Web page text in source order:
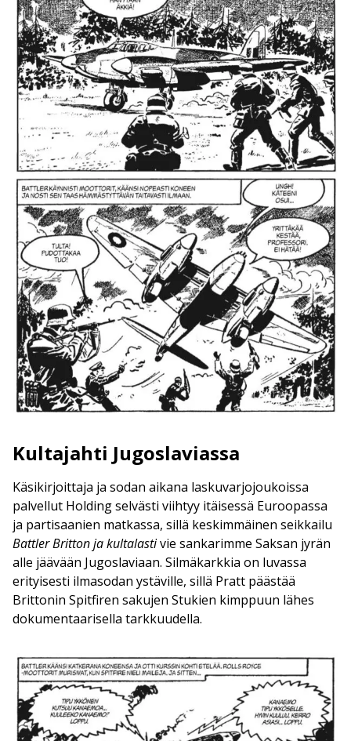
Kultajahti Jugoslaviassa
Käsikirjoittaja ja sodan aikana laskuvarjojoukoissa
palvellut Holding selvästi viihtyy itäisessä Euroopassa
ja partisaanien matkassa, sillä keskimmäinen seikkailu
Battler Britton ja kultalastivie sankarimme Saksan jyrän
alle jäävään Jugoslaviaan. Silmäkarkkia on luvassa
erityisesti ilmasodan ystäville, sillä Pratt päästää
Brittonin Spitfiren sakujen Stukien kimppuun lähes
dokumentaarisella tarkkuudella.